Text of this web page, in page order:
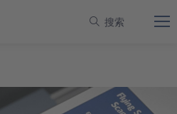
搜索